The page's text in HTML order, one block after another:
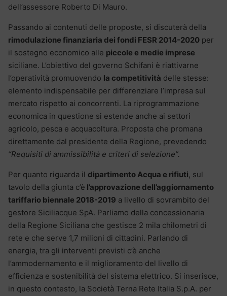
dell’assessore Roberto Di Mauro.
Passando ai contenuti delle proposte, si discuterà della
rimodulazione finanziaria dei fondi FESR 2014-2020 per
il sostegno economico alle piccole e medie imprese
siciliane. L’obiettivo del governo Schifani è riattivarne
l’operatività promuovendo la competitività delle stesse:
elemento indispensabile per differenziare l’impresa sul
mercato rispetto ai concorrenti. La riprogrammazione
economica in questione si estende anche ai settori
agricolo, pesca e acquacoltura. Proposta che promana
direttamente dal presidente della Regione, prevedendo
“Requisiti di ammissibilità e criteri di selezione”.
Per quanto riguarda il dipartimento Acqua e rifiuti, sul
tavolo della giunta c’è l’approvazione dell’aggiornamento
tariffario biennale 2018-2019 a livello di sovrambito del
gestore Siciliacque SpA. Parliamo della concessionaria
della Regione Siciliana che gestisce 2 mila chilometri di
rete e che serve 1,7 milioni di cittadini. Parlando di
energia, tra gli interventi previsti c’è anche
l’ammodernamento e il miglioramento del livello di
efficienza e sostenibilità del sistema elettrico. Si inserisce,
in questo contesto, la Società Terna Rete Italia S.p.A. per